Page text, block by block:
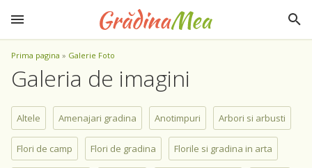
Prima pagina » Galerie Foto
Galeria de imagini
Altele Amenajari gradina Anotimpuri Arbori si arbusti
Flori de camp Flori de gradina Florile si gradina in arta